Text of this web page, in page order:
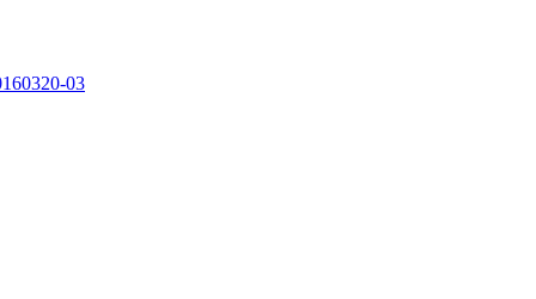
03